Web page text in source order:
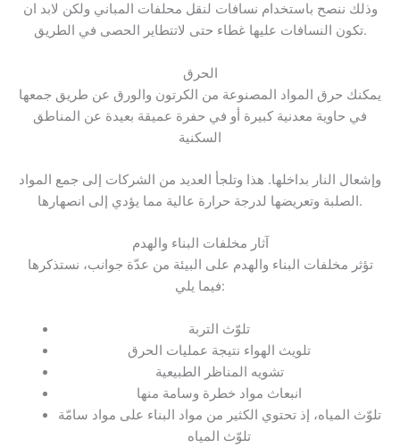
وذلك ننصح باستخدام نسافات لنقل محلفات المباني ولكن لابد ان
تكون النسافات عليها غطاء حتى لاتتطاير الحصى في الطريق.
الحرق
يمكنك حرق المواد المصنوعة من الكرتون والورق عن طريق جمعها
في حاوية معدنية كبيرة أو في حفرة عميقة بعيدة عن المناطق
السكنية
وإشعال النار بداخلها. هذا وتلجأ العديد من الشركات إلى جمع المواد
الصلبة وتعريضها لدرجة حرارة عالية مما يؤدي إلى انصهارها.
آثار مخلفات البناء والهدم
تؤثر مخلفات البناء والهدم على البيئة من عدّة جوانب، نستذكرها
فيما يلي:
تلوّث التربة
تلويث الهواء نتيجة عمليات الحرق
تشويه المناظر الطبيعية
انبعاث مواد خطرة وسامة منها
تلوّث المياه، إذ تحتوي الكثير من مواد البناء على مواد سامّة
تلوّث المياه